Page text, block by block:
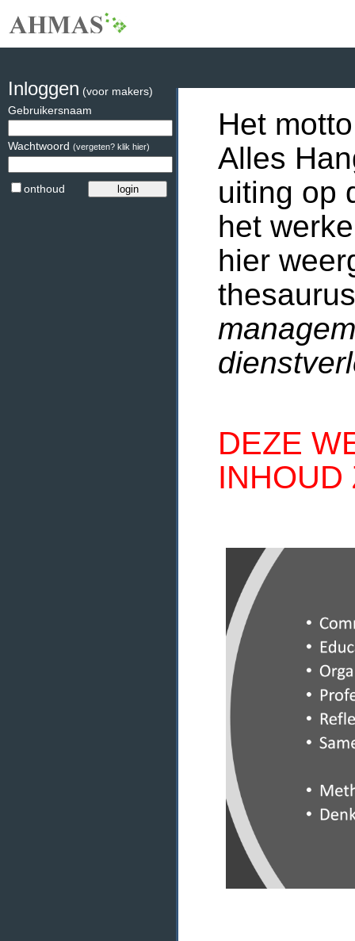
Het
Alles
uiting op
het
hier
DEZE
INHOUD
Inloggen (voor makers)
Gebruikersnaam
Wachtwoord (vergeten? klik hier)
onthoud